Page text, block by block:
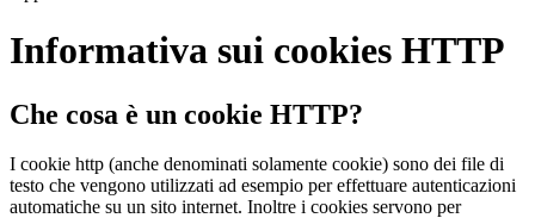
Informativa sui cookies HTTP
Che cosa è un cookie HTTP?
I cookie http (anche denominati solamente cookie) sono dei file di
testo che vengono utilizzati ad esempio per effettuare autenticazioni
automatiche su un sito internet. Inoltre i cookies servono per